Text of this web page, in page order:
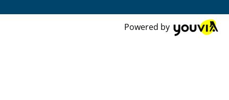
Powered by